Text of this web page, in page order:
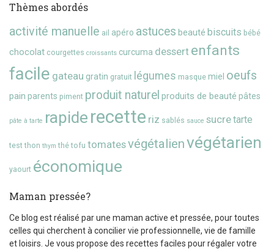
Thèmes abordés
activité manuelle ail apéro astuces beauté biscuits bébé
chocolat courgettes croissants curcuma dessert enfants
facile gateau gratin gratuit légumes masque miel oeufs
pain parents piment produit naturel produits de beauté pâtes
pâte à tarte rapide recette riz sablés sauce sucretarte
test thon thym thé tofu tomatesvégétalienvégétarien
yaourt économique
Maman pressée?
Ce blog est réalisé par une maman active et pressée, pour toutes
celles qui cherchent à concilier vie professionnelle, vie de famille
et loisirs. Je vous propose des recettes faciles pour régaler votre